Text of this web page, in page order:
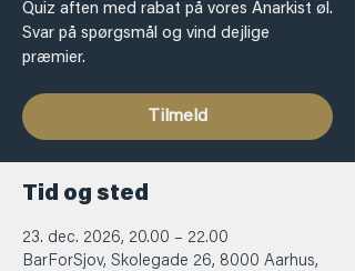
Quiz aften med rabat på vores Anarkist øl.
Svar på spørgsmål og vind dejlige
præmier.
Tilmeld
Tid og sted
23. dec. 2026, 20.00 – 22.00
BarForSjov, Skolegade 26, 8000 Aarhus,